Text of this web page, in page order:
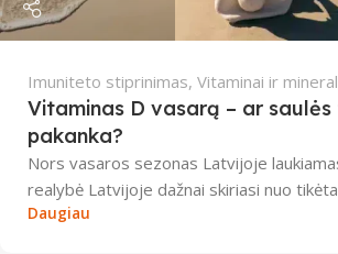
Imuniteto stiprinimas, Vitaminai ir
Vitaminas D vasarą – ar
pakanka?
Nors vasaros sezonas Latvijoje
realybė Latvijoje dažnai skiriasi nuo
Daugiau